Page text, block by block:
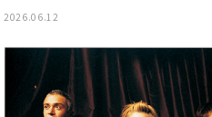
2026.06.12